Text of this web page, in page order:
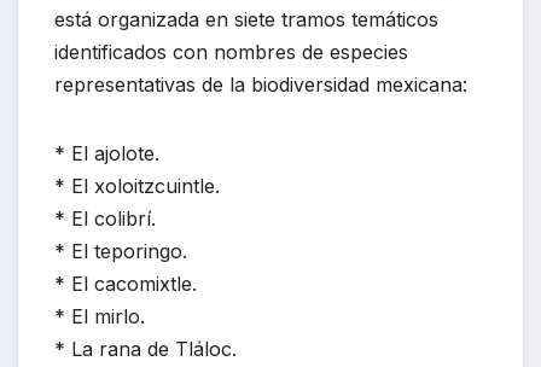
está organizada en siete tramos temáticos
identificados con nombres de especies
representativas de la biodiversidad mexicana:
* El ajolote.
* El xoloitzcuintle.
* El colibrí.
* El teporingo.
* El cacomixtle.
* El mirlo.
* La rana de Tláloc.